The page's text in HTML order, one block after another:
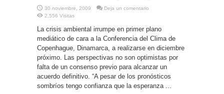
30 noviembre, 2009
Deja un comentario
2,556 Visitas
La crisis ambiental irrumpe en primer plano
mediático de cara a la Conferencia del Clima de
Copenhague, Dinamarca, a realizarse en diciembre
próximo. Las perspectivas no son optimistas por
falta de un consenso previo para alcanzar un
acuerdo definitivo. “A pesar de los pronósticos
sombríos tengo confianza que la esperanza ...